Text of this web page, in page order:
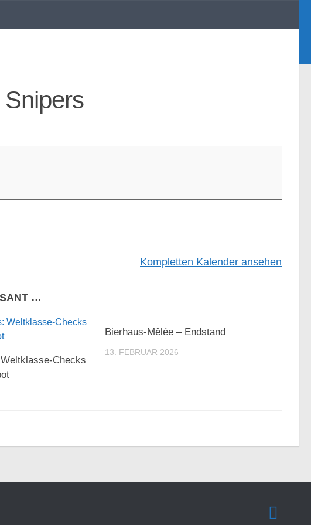
Kompletten Kalender ansehen
…
Checks
Bierhaus-Mêlée – Endstand
13. FEBRUAR 2026